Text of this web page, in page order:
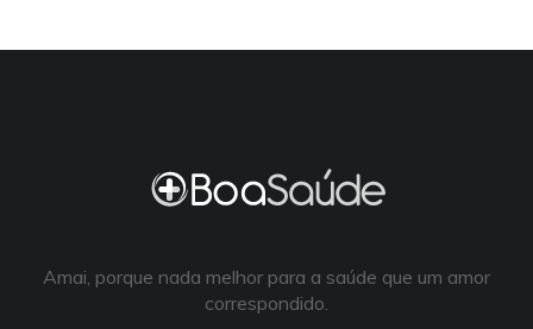
Amai, porque nada melhor para a saúde que um amor
correspondido.